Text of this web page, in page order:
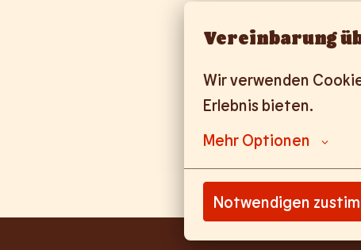
Vereinbarung
Wir verwenden
Erlebnis bieten.
Mehr Optionen
Notwendigen